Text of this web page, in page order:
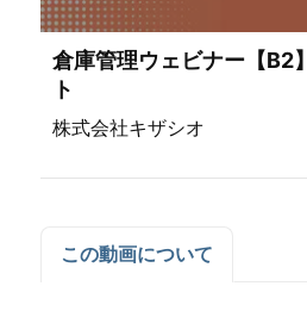
倉庫管理ウェビナー【B2
ト
株式会社キザシオ
この動画について